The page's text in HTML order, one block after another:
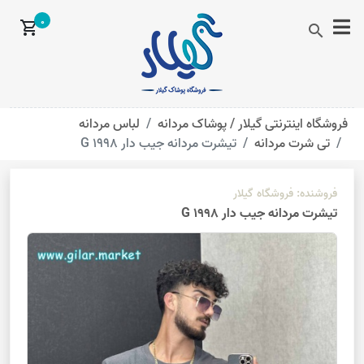
search
shopping_cart0
فروشگاه اینترنتی گیلار /پوشاک مردانه
لباس مردانه
تی شرت مردانه
تیشرت مردانه جیب دار G 1998
فروشنده: فروشگاه گیلار
تیشرت مردانه جیب دار G 1998